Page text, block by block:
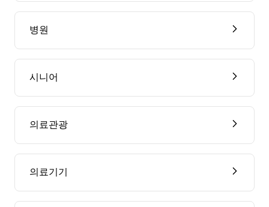
병원
시니어
의료관광
의료기기